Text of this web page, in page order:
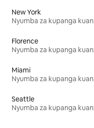
New York
Florence
Miami
Seattle